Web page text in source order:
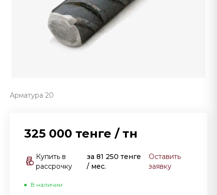
Арматура 20
325 000 тенге / тн
Купить в
рассрочку
за 81 250 тенге
/ мес.
Оставить
заявку
В наличии